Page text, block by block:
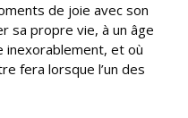
de joie avec son
sa propre vie, à un âge
inexorablement, et où
fera lorsque l’un des